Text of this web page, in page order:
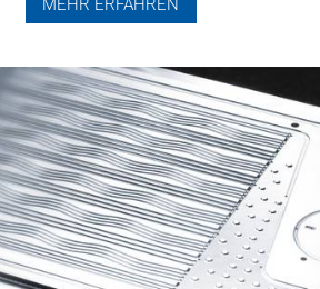
MEHR ERFAHREN